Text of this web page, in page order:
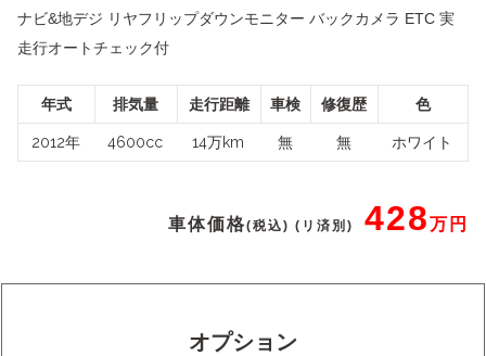
ナビ&地デジ リヤフリップダウンモニター バックカメラ ETC 実
走行オートチェック付
年式 排気量 走行距離 車検 修復歴 色
2012年 4600cc 14万km 無 無 ホワイト
車体価格(税込) (リ済別)428万円
オプション